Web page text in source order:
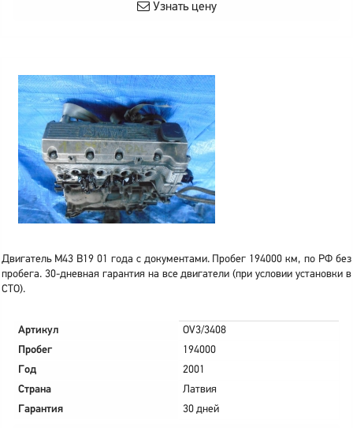
Узнать цену
Двигатель M43 B19 01 года с документами. Пробег 194000 км, по РФ без
пробега. 30-дневная гарантия на все двигатели (при условии установки в
СТО).
Артикул
OV3/3408
Пробег
194000
Год
2001
Страна
Латвия
Гарантия
30 дней